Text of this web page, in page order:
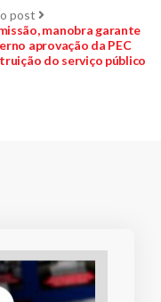
post Próximo
post:
manobra garante
aprovação da PEC
do serviço público